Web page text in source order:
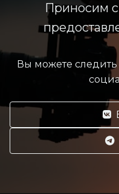
Приносим
Вы можете